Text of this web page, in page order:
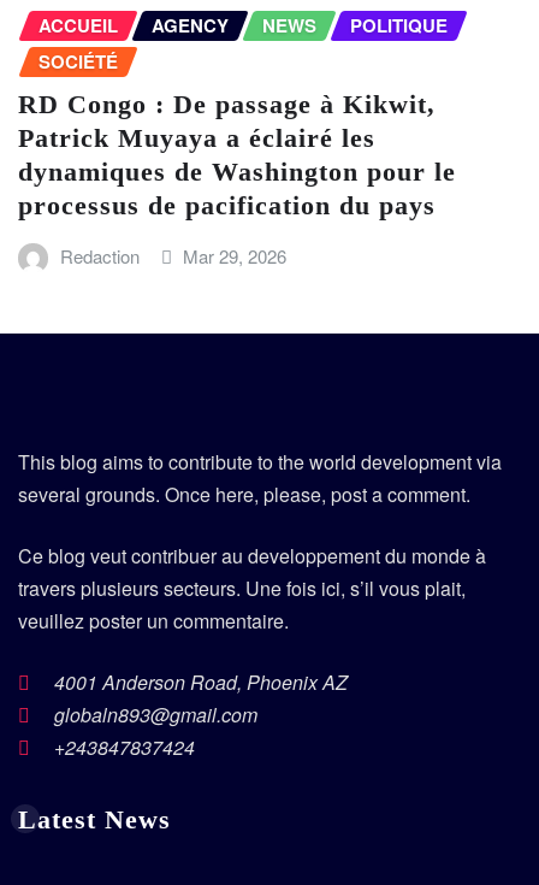
ACCUEIL AGENCY NEWS
POLITIQUE
SOCIÉTÉ
RD Congo : De passage à Kikwit,
Patrick Muyaya a éclairé les
dynamiques de Washington pour le
processus de pacification du pays
Redaction Mar 29, 2026
This blog aims to contribute to the world development via
several grounds. Once here, please, post a comment.
Ce blog veut contribuer au developpement du monde à
travers plusieurs secteurs. Une fois ici, s’il vous plait,
veuillez poster un commentaire.
4001 Anderson Road, Phoenix AZ
globaln893@gmail.com
+243847837424
Latest News